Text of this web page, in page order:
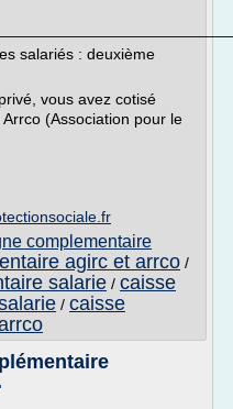
salariés : deuxième
vous avez cotisé
(Association pour le
complementaire
agirc et arrco /
salarie / caisse
/ caisse